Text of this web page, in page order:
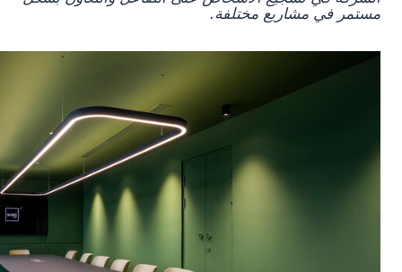
مستمر في مشاريع مختلفة.